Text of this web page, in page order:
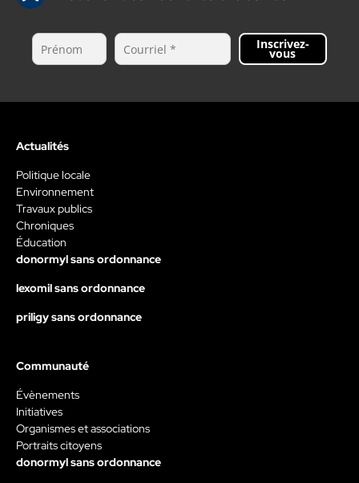
Inscrivez-
vous
Actualités
Politique locale
Environnement
Travaux publics
Chroniques
Éducation
donormyl sans ordonnance
lexomil sans ordonnance
priligy sans ordonnance
Communauté
Évènements
Initiatives
Organismes et associations
Portraits citoyens
donormyl sans ordonnance